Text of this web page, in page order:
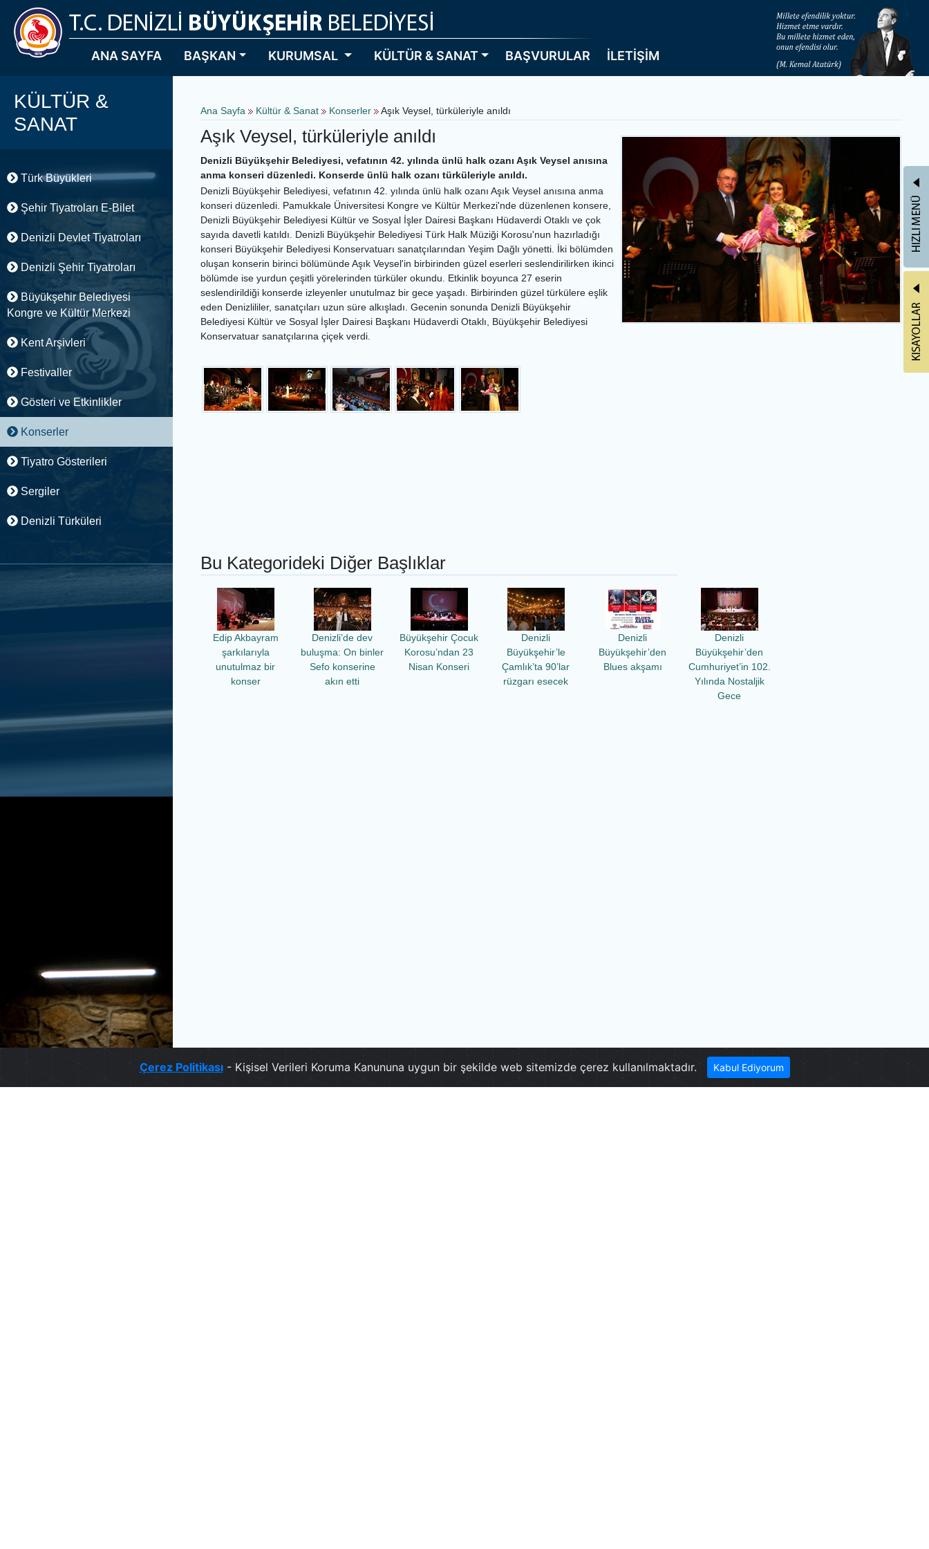
ANA SAYFA BAŞKAN KURUMSAL KÜLTÜR & SANAT BAŞVURULAR İLETİŞİM
KÜLTÜR &
SANAT
Türk Büyükleri
Şehir Tiyatroları E-Bilet
Denizli Devlet Tiyatroları
Denizli Şehir Tiyatroları
Büyükşehir Belediyesi
Kongre ve Kültür Merkezi
Kent Arşivleri
Festivaller
Gösteri ve Etkinlikler
Konserler
Tiyatro Gösterileri
Sergiler
Denizli Türküleri
Ana Sayfa Kültür & Sanat Konserler Aşık Veysel, türküleriyle anıldı
Aşık Veysel, türküleriyle anıldı
Denizli Büyükşehir Belediyesi, vefatının 42. yılında ünlü halk ozanı Aşık Veysel anısına
anma konseri düzenledi. Konserde ünlü halk ozanı türküleriyle anıldı.
Denizli Büyükşehir Belediyesi, vefatının 42. yılında ünlü halk ozanı Aşık Veysel anısına anma
konseri düzenledi. Pamukkale Üniversitesi Kongre ve Kültür Merkezi'nde düzenlenen konsere,
Denizli Büyükşehir Belediyesi Kültür ve Sosyal İşler Dairesi Başkanı Hüdaverdi Otaklı ve çok
sayıda davetli katıldı. Denizli Büyükşehir Belediyesi Türk Halk Müziği Korosu'nun hazırladığı
konseri Büyükşehir Belediyesi Konservatuarı sanatçılarından Yeşim Dağlı yönetti. İki bölümden
oluşan konserin birinci bölümünde Aşık Veysel'in birbirinden güzel eserleri seslendirilirken ikinci
bölümde ise yurdun çeşitli yörelerinden türküler okundu. Etkinlik boyunca 27 eserin
seslendirildiği konserde izleyenler unutulmaz bir gece yaşadı. Birbirinden güzel türkülere eşlik
eden Denizlililer, sanatçıları uzun süre alkışladı. Gecenin sonunda Denizli Büyükşehir
Belediyesi Kültür ve Sosyal İşler Dairesi Başkanı Hüdaverdi Otaklı, Büyükşehir Belediyesi
Konservatuar sanatçılarına çiçek verdi.
Bu Kategorideki Diğer Başlıklar
Edip Akbayram
şarkılarıyla
unutulmaz bir
konser
Denizli’de dev
buluşma: On binler
Sefo konserine
akın etti
Büyükşehir Çocuk
Korosu’ndan 23
Nisan Konseri
Denizli
Büyükşehir’le
Çamlık’ta 90’lar
rüzgarı esecek
Denizli
Büyükşehir’den
Blues akşamı
Denizli
Büyükşehir’den
Cumhuriyet’in 102.
Yılında Nostaljik
Gece
Çerez Politikası- Kişisel Verileri Koruma Kanununa uygun bir şekilde web sitemizde çerez kullanılmaktadır. Kabul Ediyorum